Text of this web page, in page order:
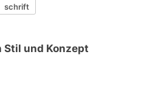
schrift
Stil und Konzept